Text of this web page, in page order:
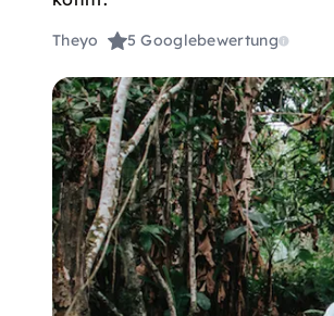
Theyo 5Googlebewertung